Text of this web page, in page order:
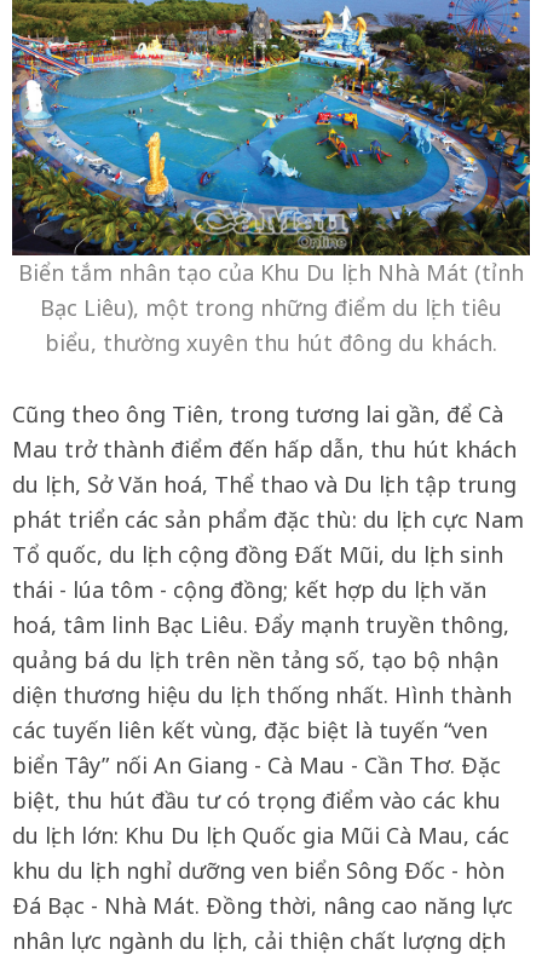
Biển tắm nhân tạo của Khu Du lịch Nhà Mát (tỉnh
Bạc Liêu), một trong những điểm du lịch tiêu
biểu, thường xuyên thu hút đông du khách.
Cũng theo ông Tiên, trong tương lai gần, để Cà
Mau trở thành điểm đến hấp dẫn, thu hút khách
du lịch, Sở Văn hoá, Thể thao và Du lịch tập trung
phát triển các sản phẩm đặc thù: du lịch cực Nam
Tổ quốc, du lịch cộng đồng Ðất Mũi, du lịch sinh
thái - lúa tôm - cộng đồng; kết hợp du lịch văn
hoá, tâm linh Bạc Liêu. Ðẩy mạnh truyền thông,
quảng bá du lịch trên nền tảng số, tạo bộ nhận
diện thương hiệu du lịch thống nhất. Hình thành
các tuyến liên kết vùng, đặc biệt là tuyến “ven
biển Tây” nối An Giang - Cà Mau - Cần Thơ. Ðặc
biệt, thu hút đầu tư có trọng điểm vào các khu
du lịch lớn: Khu Du lịch Quốc gia Mũi Cà Mau, các
khu du lịch nghỉ dưỡng ven biển Sông Ðốc - hòn
Ðá Bạc - Nhà Mát. Ðồng thời, nâng cao năng lực
nhân lực ngành du lịch, cải thiện chất lượng dịch